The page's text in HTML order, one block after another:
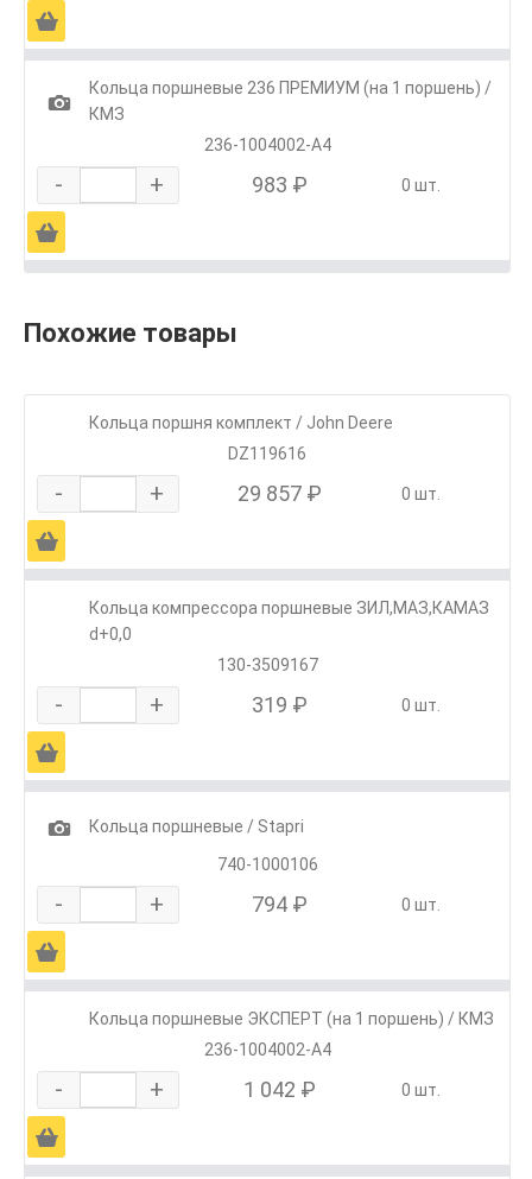
Ä
1
Кольца поршневые 236 ПРЕМИУМ (на 1 поршень) /
КМЗ
236-1004002-А4
- + 983 ₽ 0 шт.
Ä
Похожие товары
Кольца поршня комплект / John Deere
DZ119616
- + 29 857 ₽ 0 шт.
Ä
Кольца компрессора поршневые ЗИЛ,МАЗ,КАМАЗ
d+0,0
130-3509167
- + 319 ₽ 0 шт.
Ä
1
Кольца поршневые / Stapri
740-1000106
- + 794 ₽ 0 шт.
Ä
Кольца поршневые ЭКСПЕРТ (на 1 поршень) / КМЗ
236-1004002-А4
- + 1 042 ₽ 0 шт.
Ä